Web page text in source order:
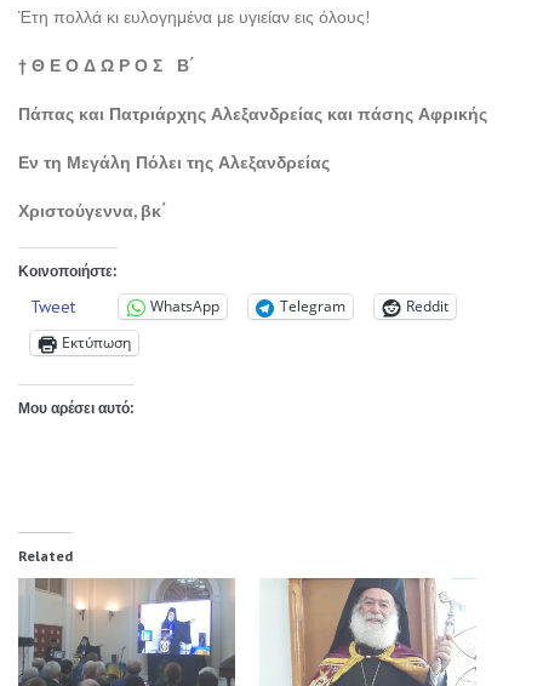
Έτη πολλά κι ευλογημένα με υγιείαν εις όλους!
† Θ Ε Ο Δ Ω Ρ Ο Σ Β΄
Πάπας και Πατριάρχης Αλεξανδρείας και πάσης Αφρικής
Εν τη Μεγάλη Πόλει της Αλεξανδρείας
Χριστούγεννα, βκ΄
Κοινοποιήστε:
Tweet WhatsApp Telegram
Reddit
Εκτύπωση
Μου αρέσει αυτό:
Related